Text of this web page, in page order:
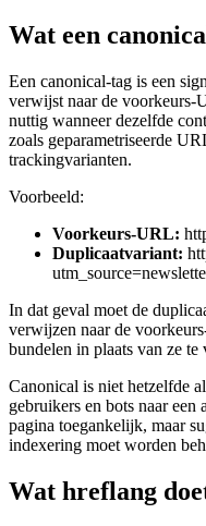
Wat een
Een canonical-tag is een
verwijst naar de
nuttig wanneer dezelfde
zoals geparame­triseerde
trackingvarianten.
Voorbeeld:
Voorkeurs-URL:
Duplicaatvariant:
In dat geval moet de
verwijzen naar de
bundelen in plaats van ze te
Canonical is niet hetzelfde
gebruikers en bots naar
pagina toegankelijk, maar
indexering moet worden
Wat hreflang